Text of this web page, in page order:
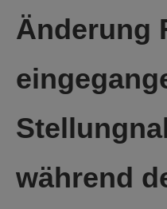
Änderung
während